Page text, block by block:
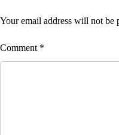
Your email address will not be
Comment *